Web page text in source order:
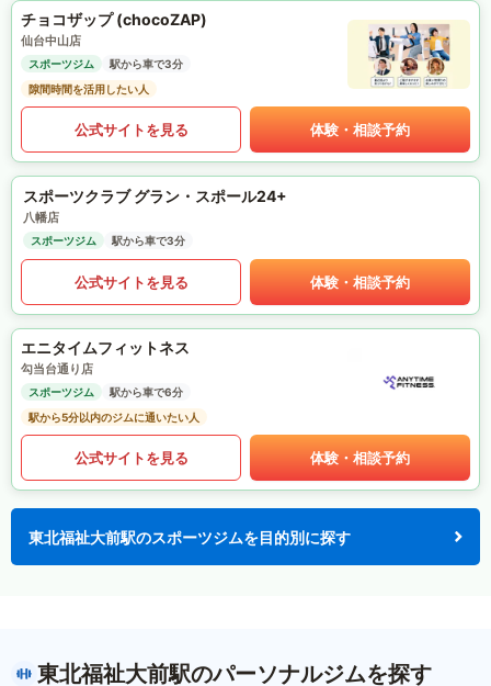
チョコザップ (chocoZAP)
仙台中山店
スポーツジム
駅から車で3分
隙間時間を活用したい人
公式サイトを見る 体験・相談予約
スポーツクラブ グラン・スポール24+
八幡店
スポーツジム 駅から車で3分
公式サイトを見る 体験・相談予約
エニタイムフィットネス
勾当台通り店
スポーツジム
駅から車で6分
駅から5分以内のジムに通いたい人
公式サイトを見る 体験・相談予約
東北福祉大前駅のスポーツジムを目的別に探す
東北福祉大前駅のパーソナルジムを探す